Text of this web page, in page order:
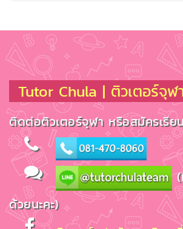
Tutor Chula | ติวเตอร์จุฬ
ติดต่อติวเตอร์จุฬา หรือสมัครเรีย
(
ด้วยนะคะ)